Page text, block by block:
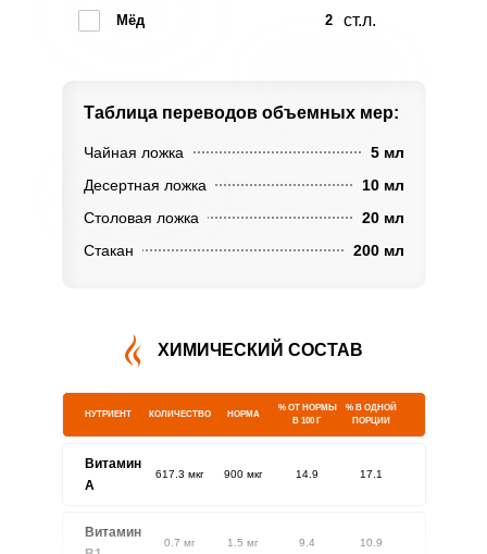
Мёд 2 ст.л.
Таблица переводов объемных мер:
Чайная ложка
5 мл
Десертная ложка
10 мл
Столовая ложка
20 мл
Стакан
200 мл
ХИМИЧЕСКИЙ СОСТАВ
НУТРИЕНТ КОЛИЧЕСТВО НОРМА
% ОТ НОРМЫ
В 100 Г
% В ОДНОЙ
ПОРЦИИ
Витамин
A
617.3 мкг 900 мкг 14.9 17.1
Витамин
0.7 мг 1.5 мг 9.4 10.9